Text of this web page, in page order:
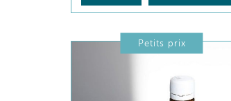
Petits prix